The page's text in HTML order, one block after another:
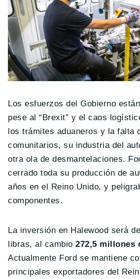
Los esfuerzos del Gobierno
pese al “Brexit” y el caos
los trámites aduaneros y la falta
comunitarios, su industria del
otra ola de desmantelaciones.
cerrado toda su producción de
años en el Reino Unido, y
componentes.
La inversión en Halewood será
libras, al cambio272,5 millones
Actualmente Ford se mantiene
principales exportadores del